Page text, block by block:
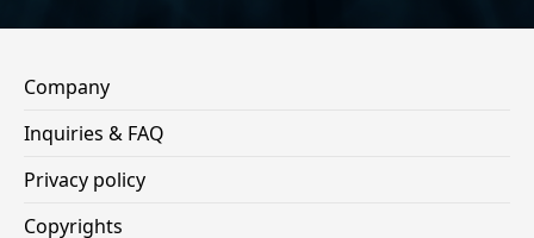
Company
Inquiries & FAQ
Privacy policy
Copyrights